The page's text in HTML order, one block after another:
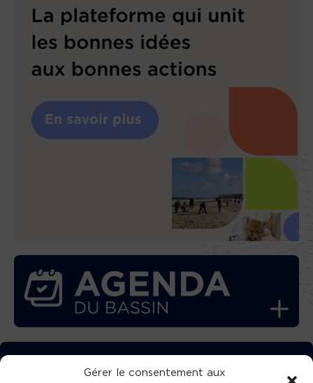
Gérer le consentement aux
TÉLÉCHARGEZ GRATUITEMENT